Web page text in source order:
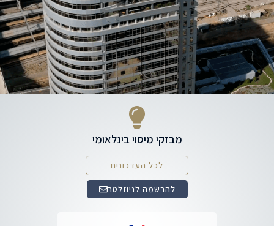
מבזקי מיסוי בינלאומי
לכל העדכונים
להרשמה לניוזלטר